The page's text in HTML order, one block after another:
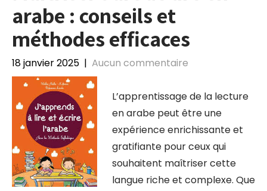
arabe : conseils et
méthodes efficaces
18 janvier 2025 | Aucun commentaire
L’apprentissage de la lecture
en arabe peut être une
expérience enrichissante et
gratifiante pour ceux qui
souhaitent maîtriser cette
langue riche et complexe. Que